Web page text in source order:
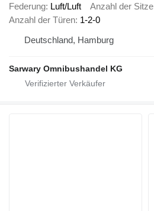
Federung Luft/Luft Anzahl der Sitze
Anzahl der Türen 1-2-0
Deutschland, Hamburg
Sarwary Omnibushandel KG